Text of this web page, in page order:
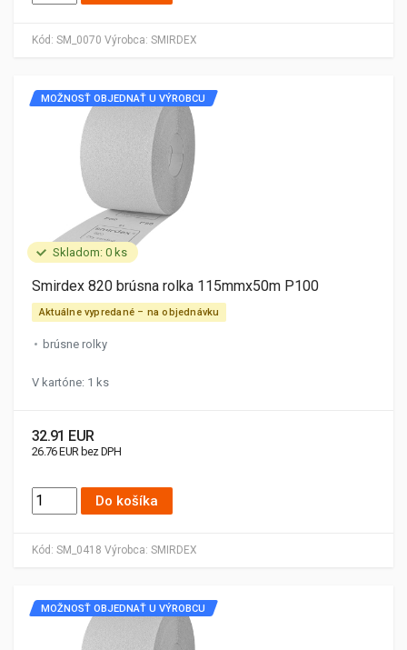
Kód: SM_0070 Výrobca: SMIRDEX
Skladom: 0 ks
Kód: SM_0418 Výrobca: SMIRDEX
MOŽNOSŤ OBJEDNAŤ U VÝROBCU
Smirdex 820 brúsna rolka 115mmx50m P100
Aktuálne vypredané – na objednávku
brúsne rolky
V kartóne: 1 ks
32.91 EUR
26.76 EUR bez DPH
Do košíka
MOŽNOSŤ OBJEDNAŤ U VÝROBCU